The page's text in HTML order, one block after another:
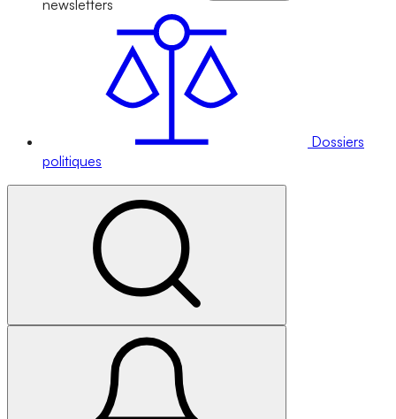
newsletters
Dossiers
politiques